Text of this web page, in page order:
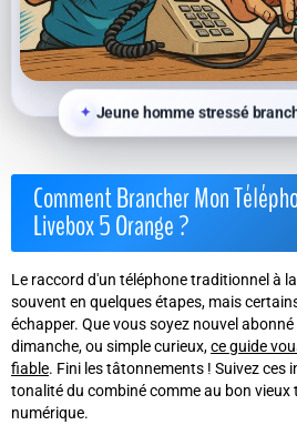
Jeune homme stressé
Comment Brancher Mon
Livebox 5 Orange ?
Le raccord d'un téléphone traditionnel à
souvent en quelques étapes, mais
échapper. Que vous soyez nouvel
dimanche, ou simple curieux,ce guide
fiable. Fini les tâtonnements ! Suivez ces
tonalité du combiné comme au bon vieux
numérique.